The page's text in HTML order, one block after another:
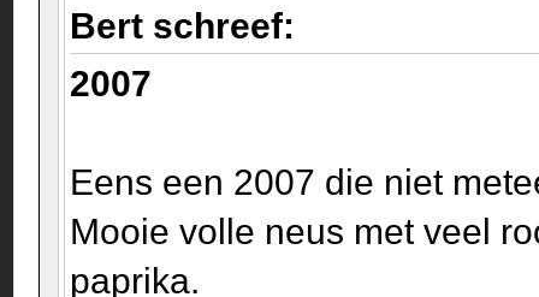
Bert schreef:
2007
Eens een 2007 die niet
Mooie volle neus met veel
paprika.